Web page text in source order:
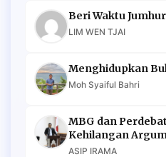
Beri Waktu
LIM WEN TJAI
Menghidupkan
Moh Syaiful Bahri
MBG dan
Kehilangan
ASIP IRAMA